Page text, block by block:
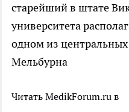
старейший в штате
университета
одном из
Мельбурна
Читать MedikForum.ru в